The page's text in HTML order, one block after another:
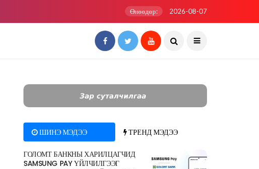
Өнөөдөр: 2026-08-07
ШИНЭ МЭДЭЭ ТРЕНД МЭДЭЭ
ГОЛОМТ БАНКНЫ ХАРИЛЦАГЧИД
SAMSUNG PAY ҮЙЛЧИЛГЭЭГ